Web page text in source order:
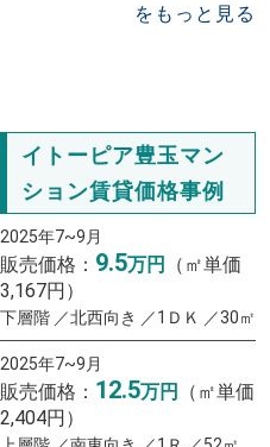
をもっと見る
イトーピア豊玉マン
ション賃貸価格事例
2025年7~9月
販売価格： 9.5万円
（㎡単価
3,167円）
下層階 ／北西向き ／1ＤＫ ／30㎡
2025年7~9月
販売価格： 12.5万円
（㎡単価
2,404円）